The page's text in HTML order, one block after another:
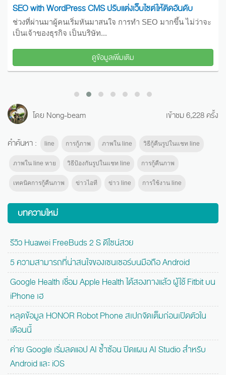
Basic Lotus Note Mail and calendar
Lotus Notes เป็นไคลเอนท์เซิร์ฟเวอร์ ซึ่งช่วยในการบริหาร
จัดการงานธุรกิจภายในองค์กรต่างๆ...
ดูข้อมูลเพิ่มเติม
โดย Nong-beam เข้าชม 6,228 ครั้ง
คำค้นหา : line การกู้ภาพ ภาพใน line วิธีกู้คืนรูปในแชท line
ภาพใน line หาย วิธีป้องกันรูปในแชท line การกู้คืนภาพ
เทคนิคการกู้คืนภาพ ข่าวไอที ข่าว line การใช้งาน line
บทความใหม่
รีวิว Huawei FreeBuds 2 S ดีไซน์สวย
5 ความสามารถที่น่าสนใจของเซนเซอร์บนมือถือ Android
Google Health เชื่อม Apple Health ได้สองทางแล้ว ผู้ใช้ Fitbit บน
iPhone เฮ
หลุดข้อมูล HONOR Robot Phone สเปกจัดเต็มก่อนเปิดตัวใน
เดือนนี้
ค่าย Google เริ่มลดแอป AI ซ้ำซ้อน ปิดแผน AI Studio สำหรับ
Android และ iOS